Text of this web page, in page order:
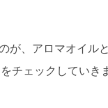
が、アロマオイル
チェックしていき